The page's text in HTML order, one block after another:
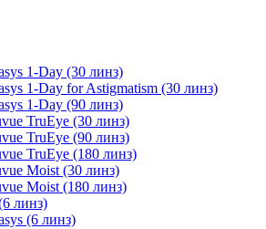
1-Day (30 линз)
1-Day for Astigmatism (30 линз)
1-Day (90 линз)
TruEye (30 линз)
TruEye (90 линз)
TruEye (180 линз)
Moist (30 линз)
Moist (180 линз)
линз)
(6 линз)